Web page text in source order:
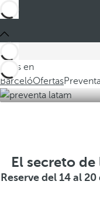
Estás en
BarcelóOfertas
El secreto
Reserve del 14 al